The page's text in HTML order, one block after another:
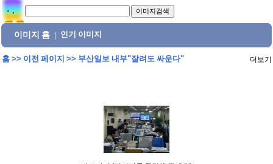
이미지 홈 인기 이미지
홈>> 이전 페이지 >> 부산일보 내부"잘려도 싸운다" 더보기